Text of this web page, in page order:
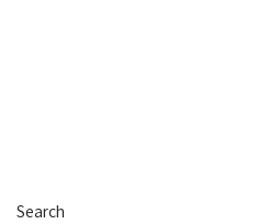
Search